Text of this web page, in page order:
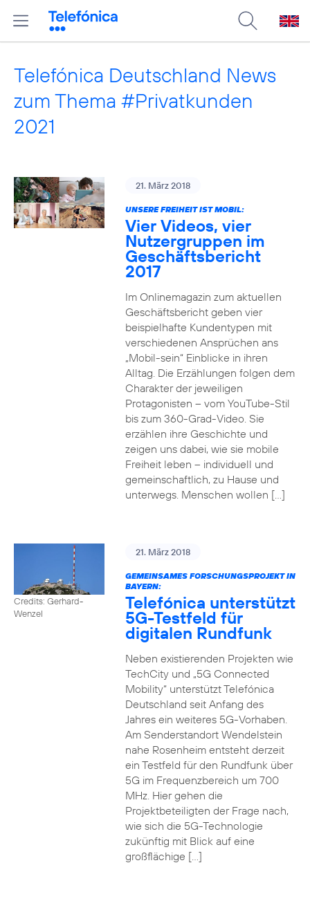
Telefónica Deutschland News
zum Thema #Privatkunden
2021
21. März 2018
UNSERE FREIHEIT IST MOBIL:
Vier Videos, vier
Nutzergruppen im
Geschäftsbericht
2017
Im Onlinemagazin zum aktuellen
Geschäftsbericht geben vier
beispielhafte Kundentypen mit
verschiedenen Ansprüchen ans
„Mobil-sein“ Einblicke in ihren
Alltag. Die Erzählungen folgen dem
Charakter der jeweiligen
Protagonisten – vom YouTube-Stil
bis zum 360-Grad-Video. Sie
erzählen ihre Geschichte und
zeigen uns dabei, wie sie mobile
Freiheit leben – individuell und
gemeinschaftlich, zu Hause und
unterwegs. Menschen wollen […]
Credits: Gerhard-
Wenzel
21. März 2018
GEMEINSAMES FORSCHUNGSPROJEKT IN
BAYERN:
Telefónica unterstützt
5G-Testfeld für
digitalen Rundfunk
Neben existierenden Projekten wie
TechCity und „5G Connected
Mobility“ unterstützt Telefónica
Deutschland seit Anfang des
Jahres ein weiteres 5G-Vorhaben.
Am Senderstandort Wendelstein
nahe Rosenheim entsteht derzeit
ein Testfeld für den Rundfunk über
5G im Frequenzbereich um 700
MHz. Hier gehen die
Projektbeteiligten der Frage nach,
wie sich die 5G-Technologie
zukünftig mit Blick auf eine
großflächige […]